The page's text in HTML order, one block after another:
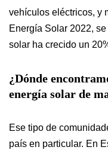
vehículos eléctricos, y
Energía Solar 2022,
solar ha crecido un
¿Dónde
energía solar de
Ese tipo de
país en particular. En